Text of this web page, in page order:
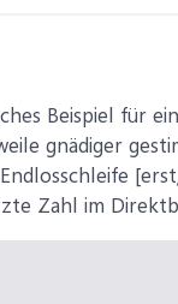
Beispiel für
gnädiger
Zahl im